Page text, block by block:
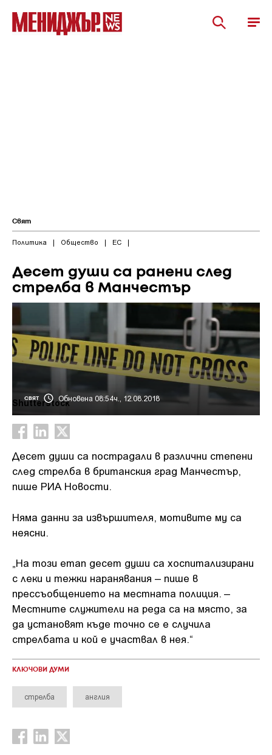
Свят
Политика | Общество | ЕС |
Десет души са ранени след
стрелба в Манчестър
СВЯТ Обновена 08:54ч., 12.08.2018
Shutterstock
Десет души са пострадали в различни степени
след стрелба в британския град Манчестър,
пише РИА Новости.
Няма данни за извършителя, мотивите му са
неясни.
„На този етап десет души са хоспитализирани
с леки и тежки наранявания – пише в
прессъобщението на местната полиция. –
Местните служители на реда са на място, за
да установят къде точно се е случила
стрелбата и кой е участвал в нея.“
КЛЮЧОВИ ДУМИ
стрелба англия